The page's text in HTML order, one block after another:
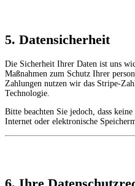
5. Datensicherheit
Die Sicherheit Ihrer Daten ist uns
Maßnahmen zum Schutz Ihrer
Zahlungen nutzen wir das Stripe-
Technologie.
Bitte beachten Sie jedoch, dass
Internet oder elektronische